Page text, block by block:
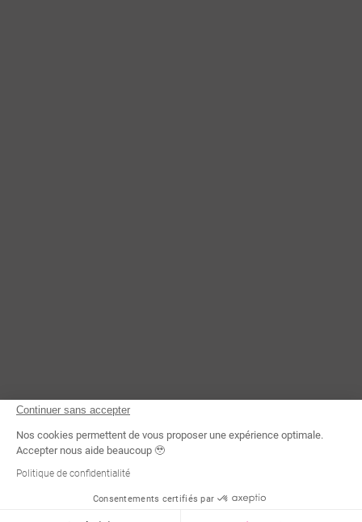
Continuer sans accepter
Nos cookies permettent de vous proposer une expérience optimale.
Accepter nous aide beaucoup 🥹
Politique de confidentialité
Consentements certifiés par